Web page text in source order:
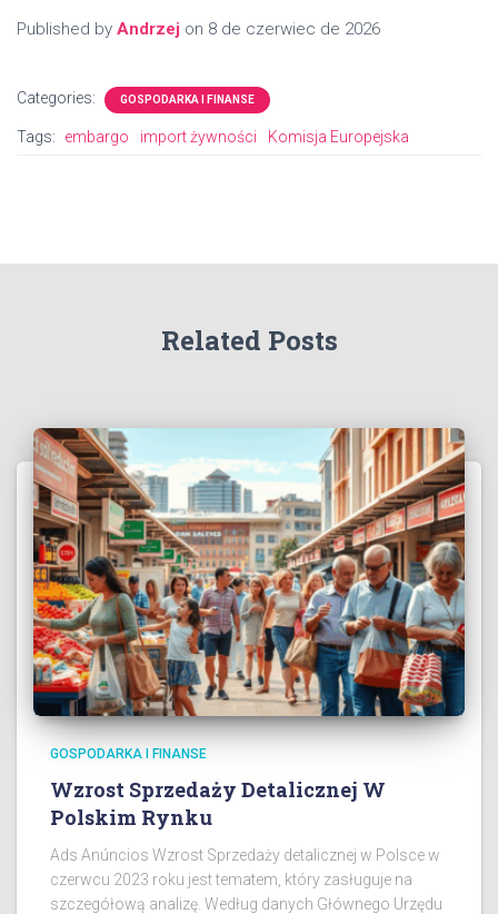
Published by Andrzej on 8 de czerwiec de 2026
Categories: GOSPODARKA I FINANSE
Tags: embargo import żywności Komisja Europejska
Related Posts
GOSPODARKA I FINANSE
Wzrost Sprzedaży Detalicznej W
Polskim Rynku
Ads Anúncios Wzrost Sprzedaży detalicznej w Polsce w
czerwcu 2023 roku jest tematem, który zasługuje na
szczegółową analizę. Według danych Głównego Urzędu